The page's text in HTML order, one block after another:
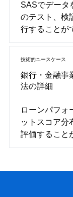
SASでデータ
のテスト、検
行することが
技術的ユースケース
銀行・金融事
法の詳細
ローンパフォ
ットスコア分
評価すること